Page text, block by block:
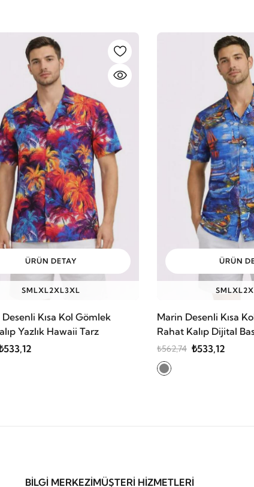
SMLXL2XL3XL
ÜRÜN DETAY
Kısa Kol Gömlek
Yazlık Hawaii Tarz
SMLXL
ÜRÜN
Marin Desenli Kısa
Rahat Kalıp Dijital
₺562,74 ₺533,12
BİLGİ MERKEZİMÜŞTERİ HİZMETLERİ